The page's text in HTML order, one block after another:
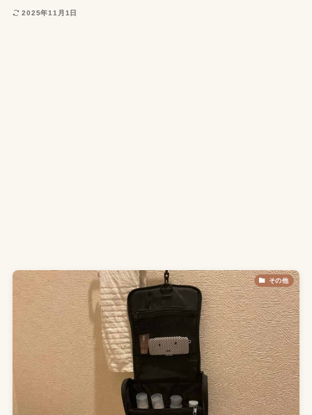
2025年11月1日
その他